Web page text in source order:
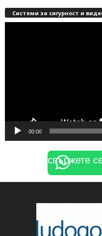
Системи за сигурност и
00:00
свържете